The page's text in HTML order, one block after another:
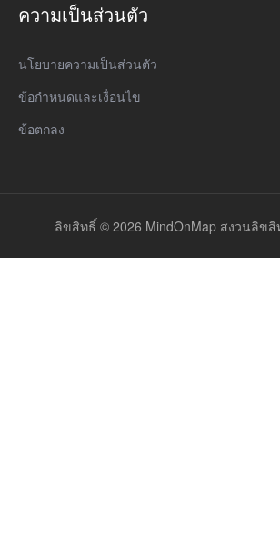
ความเป็นส่วนตัว
นโยบายความเป็นส่วนตัว
ข้อกำหนดและเงื่อนไข
ข้อตกลง
ลิขสิทธิ์ © 2026 MindOnMap สงวนลิข